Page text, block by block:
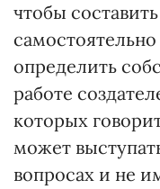
чтобы
определить
работе
которых
может
вопросах и не